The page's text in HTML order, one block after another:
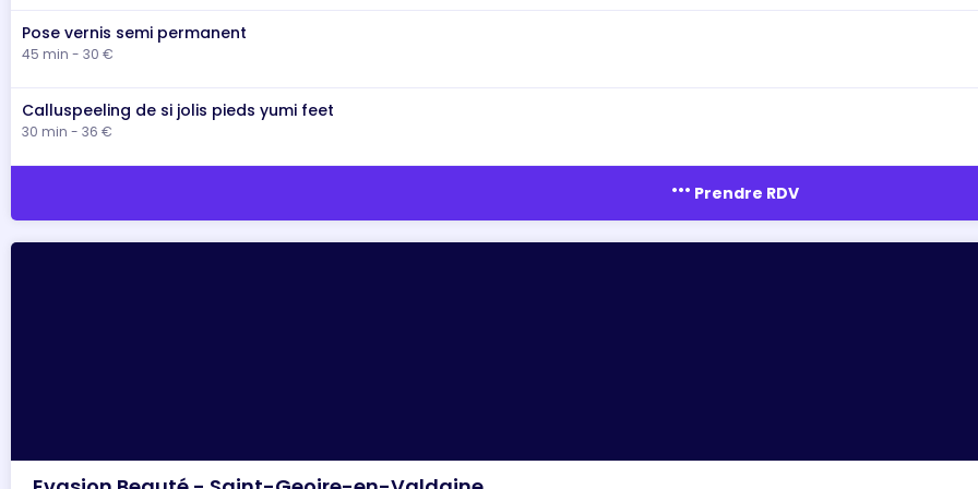
Pose vernis semi permanent
45 min - 30 €
Calluspeeling de si jolis pieds yumi feet
30 min - 36 €
more_horiz Prendre RDV